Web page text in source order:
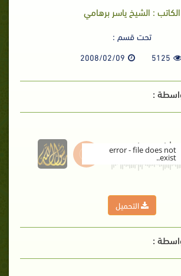
الكاتب : الشيخ ياسر برهامي
تحت قسم :
5125
2008/02/09
:
error - file does not
exist..
التحميل
: